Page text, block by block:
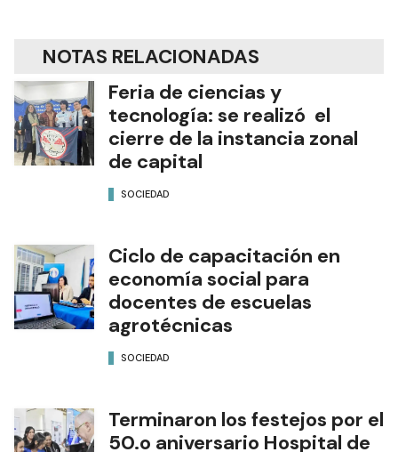
NOTAS RELACIONADAS
Feria de ciencias y
tecnología: se realizó el
cierre de la instancia zonal
de capital
SOCIEDAD
Ciclo de capacitación en
economía social para
docentes de escuelas
agrotécnicas
SOCIEDAD
Terminaron los festejos por el
50.o aniversario Hospital de